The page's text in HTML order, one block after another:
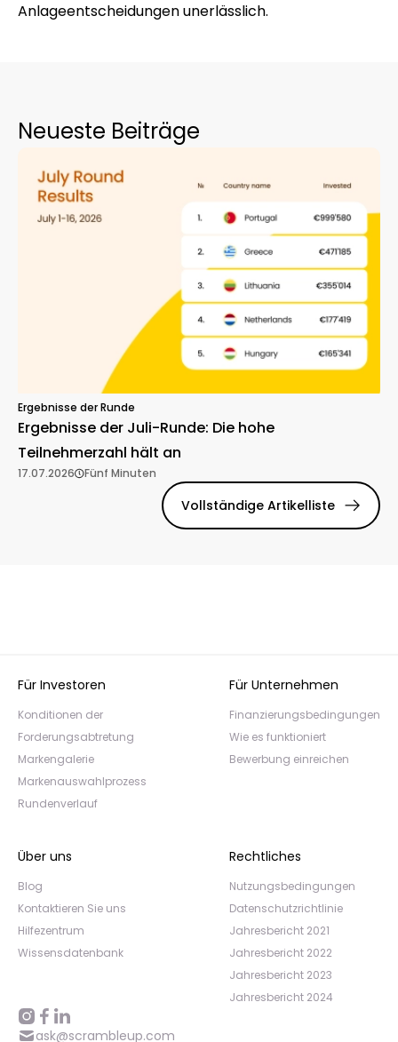
Anlageentscheidungen unerlässlich.
Neueste Beiträge
Ergebnisse der Runde
Ergebnisse der Juli-Runde: Die hohe
Teilnehmerzahl hält an
17.07.2026 Fünf Minuten
Vollständige Artikelliste
Für Investoren
Konditionen der
Forderungsabtretung
Markengalerie
Markenauswahlprozess
Rundenverlauf
Für Unternehmen
Finanzierungsbedingungen
Wie es funktioniert
Bewerbung einreichen
Über uns
Blog
Kontaktieren Sie uns
Hilfezentrum
Wissensdatenbank
Rechtliches
Nutzungsbedingungen
Datenschutzrichtlinie
Jahresbericht 2021
Jahresbericht 2022
Jahresbericht 2023
Jahresbericht 2024
ask@scrambleup.com